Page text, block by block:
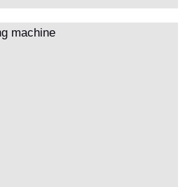
ad entrare nel mercato o un
un 'espansione globale (come